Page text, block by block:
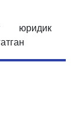
юридик